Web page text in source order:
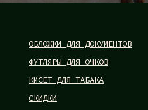
ОБЛОЖКИ ДЛЯ ДОКУМЕНТОВ
ФУТЛЯРЫ ДЛЯ ОЧКОВ
КИСЕТ ДЛЯ ТАБАКА
СКИДКИ